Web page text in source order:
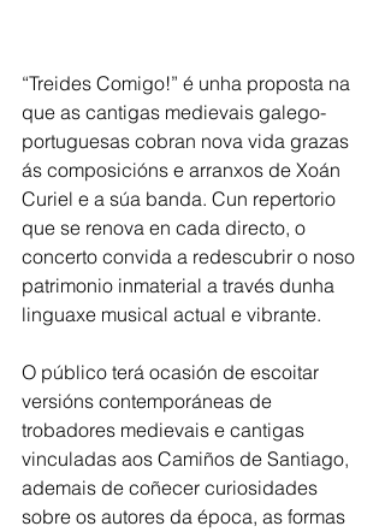
“Treides Comigo!” é unha proposta na
que as cantigas medievais galego-
portuguesas cobran nova vida grazas
ás composicións e arranxos de Xoán
Curiel e a súa banda. Cun repertorio
que se renova en cada directo, o
concerto convida a redescubrir o noso
patrimonio inmaterial a través dunha
linguaxe musical actual e vibrante.
O público terá ocasión de escoitar
versións contemporáneas de
trobadores medievais e cantigas
vinculadas aos Camiños de Santiago,
ademais de coñecer curiosidades
sobre os autores da época, as formas